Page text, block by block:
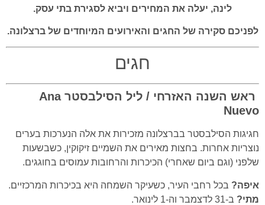
לינה, יעלה את המחירים ויביא לסגירת בתי עסק.
לפניכם סקירה של החגים והאירועים המיוחדים של ברצלונה.
חגים
ראש השנה האזרחי / ליל הסילבסטרAna
Nuevo
חגיגות הסילבסטר בברצלונה מזכירות את אלה הנערכות בערים
נוצריות אחרות. בחצות מאירים את השמיים זיקוקין, כשבשעות
שלפני (וגם ביום שאחרי) הכיכרות והרחובות עמוסים בחוגגים.
איפה? בכל רחבי העיר, כשעיקר השמחה היא בכיכרות המרכזיים.
מתי? ב-31 לדצמבר וה-1 לינואר.